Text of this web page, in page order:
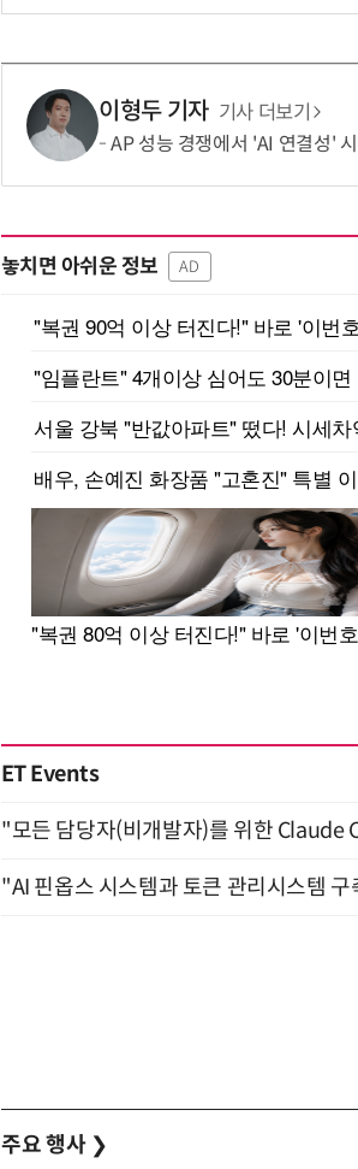
이형두 기자 기사 더보기
AP 성능 경쟁에서 'AI 연결성'
놓치면 아쉬운 정보 AD
ET Events
"모든 담당자(비개발자)를 위한 Claude
"AI 핀옵스 시스템과 토큰 관리시스템
주요 행사 ❯